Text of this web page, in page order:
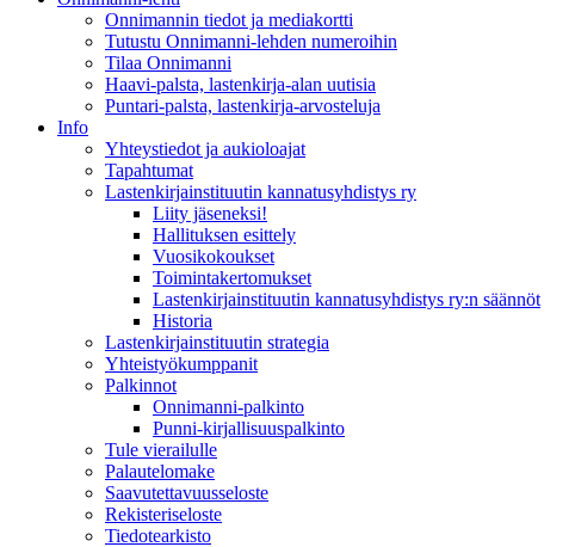
Onnimannin tiedot ja mediakortti
Tutustu Onnimanni-lehden numeroihin
Tilaa Onnimanni
Haavi-palsta, lastenkirja-alan uutisia
Puntari-palsta, lastenkirja-arvosteluja
Info
Yhteystiedot ja aukioloajat
Tapahtumat
Lastenkirjainstituutin kannatusyhdistys ry
Liity jäseneksi!
Hallituksen esittely
Vuosikokoukset
Toimintakertomukset
Lastenkirjainstituutin kannatusyhdistys ry:n säännöt
Historia
Lastenkirjainstituutin strategia
Yhteistyökumppanit
Palkinnot
Onnimanni-palkinto
Punni-kirjallisuuspalkinto
Tule vierailulle
Palautelomake
Saavutettavuusseloste
Rekisteriseloste
Tiedotearkisto